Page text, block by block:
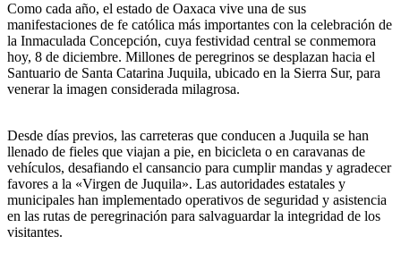
Como cada año, el estado de Oaxaca vive una de sus
manifestaciones de fe católica más importantes con la celebración de
la Inmaculada Concepción, cuya festividad central se conmemora
hoy, 8 de diciembre. Millones de peregrinos se desplazan hacia el
Santuario de Santa Catarina Juquila, ubicado en la Sierra Sur, para
venerar la imagen considerada milagrosa.
Desde días previos, las carreteras que conducen a Juquila se han
llenado de fieles que viajan a pie, en bicicleta o en caravanas de
vehículos, desafiando el cansancio para cumplir mandas y agradecer
favores a la «Virgen de Juquila». Las autoridades estatales y
municipales han implementado operativos de seguridad y asistencia
en las rutas de peregrinación para salvaguardar la integridad de los
visitantes.